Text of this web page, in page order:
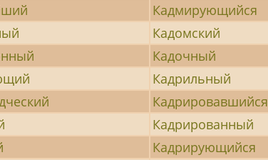
Кадмирующийся
Кадомский
Кадочный
Кадрильный
Кадрировавшийся
Кадрированный
Кадрирующийся